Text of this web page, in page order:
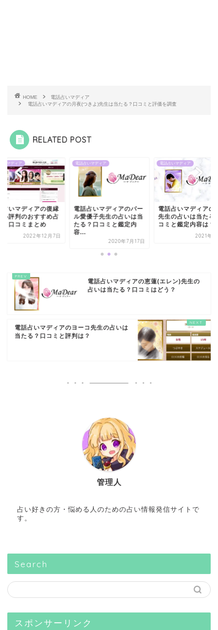
HOME
電話占いマディア
電話占いマディアの月夜(つきよ)先生は当たる？口コミと評価を調査
RELATED POST
いマディア
占いマディアの復縁
い評判のおすすめ占
と口コミまとめ
2022年12月7日
電話占いマディア
電話占いマディアのパー
ル愛優子先生の占いは当
たる？口コミと鑑定内
容...
2020年7月17日
電話占いマディア
電話占いマディアの
先生の占いは当たる
コミと鑑定内容は？
2021年2
電話占いマディアの恵蓮(エレン)先生の
占いは当たる？口コミはどう？
電話占いマディアのヨーコ先生の占いは
当たる？口コミと評判は？
管理人
占い好きの方・悩める人のための占い情報発信サイトで
す。
Search
スポンサーリンク